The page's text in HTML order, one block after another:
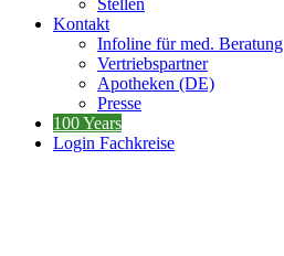
Stellen
Kontakt
Infoline für med. Beratung
Vertriebspartner
Apotheken (DE)
Presse
100 Years
Login Fachkreise